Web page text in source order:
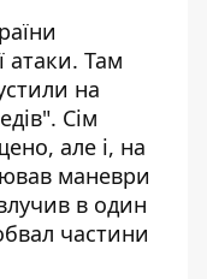
атаки. Там
на
Сім
але і, на
маневри
в один
частини